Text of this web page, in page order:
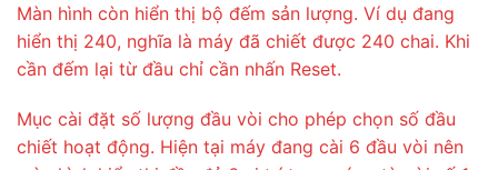
Màn hình còn hiển thị bộ đếm sản lượng. Ví dụ đang
hiển thị 240, nghĩa là máy đã chiết được 240 chai. Khi
cần đếm lại từ đầu chỉ cần nhấn Reset.
Mục cài đặt số lượng đầu vòi cho phép chọn số đầu
chiết hoạt động. Hiện tại máy đang cài 6 đầu vòi nên